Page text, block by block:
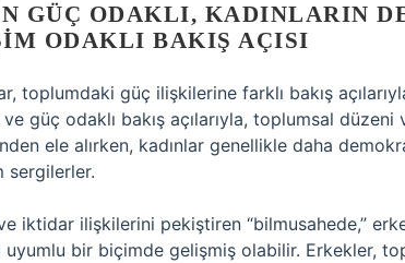
GÜÇ ODAKLI, KADINLARIN
ODAKLI BAKIŞ AÇISI
toplumdaki güç ilişkilerine farklı bakış
güç odaklı bakış açılarıyla, toplumsal
ele alırken, kadınlar genellikle daha
sergilerler.
iktidar ilişkilerini pekiştiren “bilmusahede,”
uyumlu bir biçimde gelişmiş olabilir. Erkekler,